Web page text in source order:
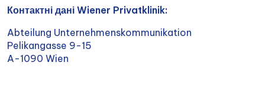
Контактні дані Wiener Privatklinik:
Abteilung Unternehmenskommunikation
Pelikangasse 9-15
A-1090 Wien